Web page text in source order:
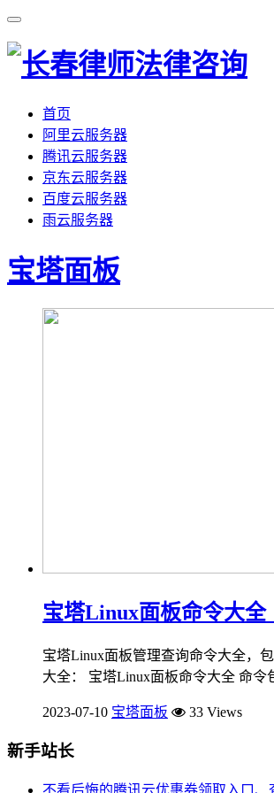
首页
阿里云服务器
腾讯云服务器
京东云服务器
百度云服务器
雨云服务器
宝塔面板
宝塔Linux面板命令大全
宝塔Linux面板管理查询命令大全，
大全： 宝塔Linux面板命令大全 命令
2023-07-10 宝塔面板 33 Views
新手站长
不看后悔的腾讯云优惠券领取入口